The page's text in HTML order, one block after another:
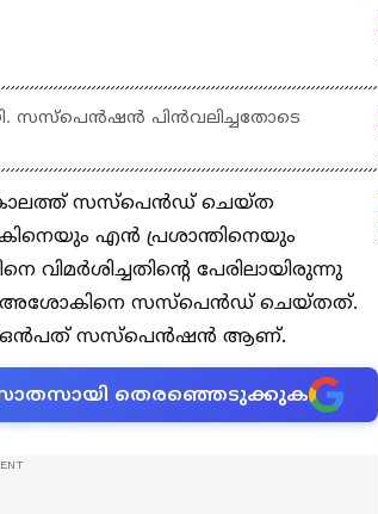
‌സസ്പെൻഷൻ പിൻവലിച്ചതോടെ
കാലത്ത് സസ്പെൻഡ് ചെയ്ത
എൻ പ്രശാന്തിനെയും
വിമർശിച്ചതിന്‍റെ പേരിലായിരുന്നു
അശോകിനെ സസ്പെൻഡ് ചെയ്തത്.
ഒൻപത് സസ്പെൻഷൻ ആണ്.
തെരഞ്ഞെടുക്കുക